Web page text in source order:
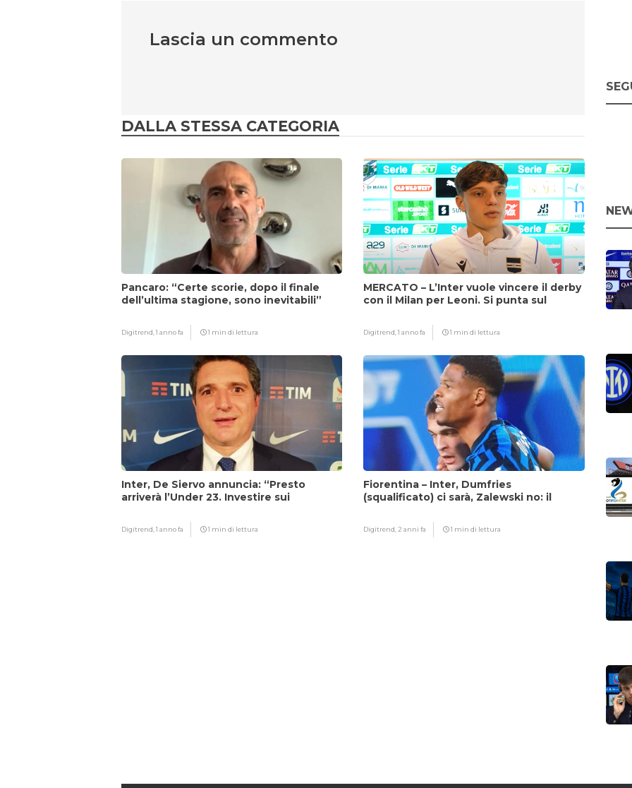
Lascia un commento
DALLA STESSA CATEGORIA
Pancaro: “Certe scorie, dopo il finale
dell’ultima stagione, sono inevitabili”
Digitrend,1 anno fa 1 min di lettura
MERCATO – L’Inter vuole vincere il derby
con il Milan per Leoni. Si punta sul
Digitrend,1 anno fa 1 min di lettura
Inter, De Siervo annuncia: “Presto
arriverà l’Under 23. Investire sui
Digitrend,1 anno fa 1 min di lettura
Fiorentina – Inter, Dumfries
(squalificato) ci sarà, Zalewski no: il
Digitrend,2 anni fa 1 min di lettura